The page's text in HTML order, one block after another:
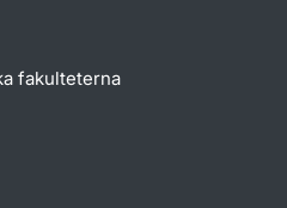
fakulteterna